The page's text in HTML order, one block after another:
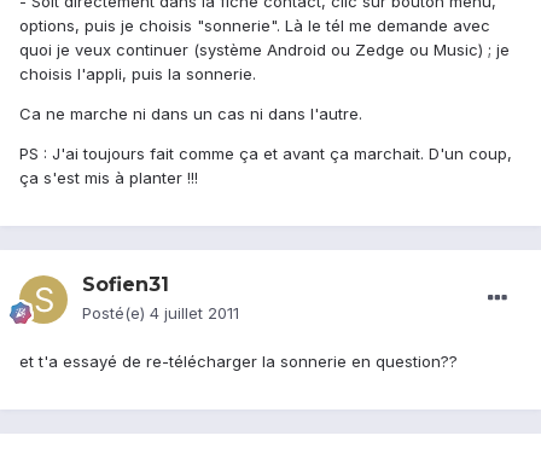
options, puis je choisis "sonnerie". Là le tél me demande avec
quoi je veux continuer (système Android ou Zedge ou Music) ; je
choisis l'appli, puis la sonnerie.
Ca ne marche ni dans un cas ni dans l'autre.
PS : J'ai toujours fait comme ça et avant ça marchait. D'un coup,
ça s'est mis à planter !!!
Sofien31
Posté(e) 4 juillet 2011
et t'a essayé de re-télécharger la sonnerie en question??